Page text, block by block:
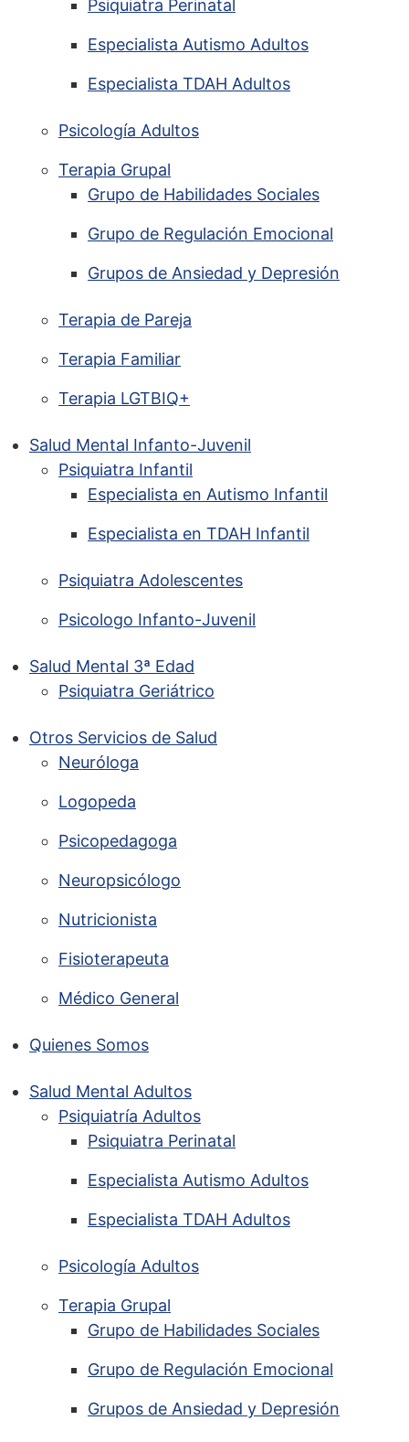
Psiquiatra Perinatal
Especialista Autismo Adultos
Especialista TDAH Adultos
Psicología Adultos
Terapia Grupal
Grupo de Habilidades Sociales
Grupo de Regulación Emocional
Grupos de Ansiedad y Depresión
Terapia de Pareja
Terapia Familiar
Terapia LGTBIQ+
Salud Mental Infanto-Juvenil
Psiquiatra Infantil
Especialista en Autismo Infantil
Especialista en TDAH Infantil
Psiquiatra Adolescentes
Psicologo Infanto-Juvenil
Salud Mental 3ª Edad
Psiquiatra Geriátrico
Otros Servicios de Salud
Neuróloga
Logopeda
Psicopedagoga
Neuropsicólogo
Nutricionista
Fisioterapeuta
Médico General
Quienes Somos
Salud Mental Adultos
Psiquiatría Adultos
Psiquiatra Perinatal
Especialista Autismo Adultos
Especialista TDAH Adultos
Psicología Adultos
Terapia Grupal
Grupo de Habilidades Sociales
Grupo de Regulación Emocional
Grupos de Ansiedad y Depresión